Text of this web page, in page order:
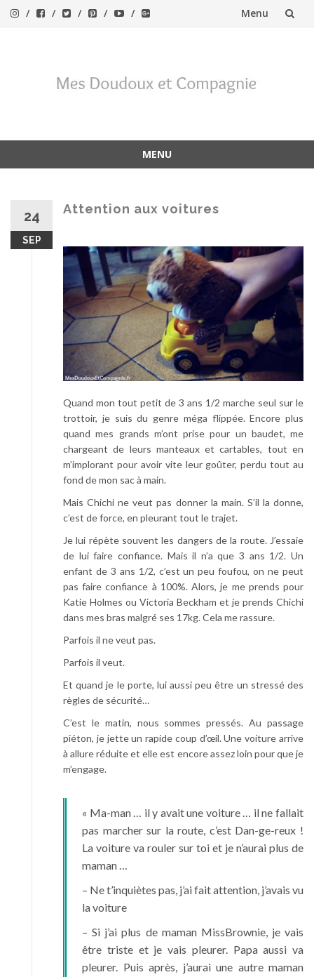
Menu
MENU
24
SEP
Attention aux voitures
Quand mon tout petit de 3 ans 1/2 marche seul sur le
trottoir, je suis du genre méga flippée. Encore plus
quand mes grands m’ont prise pour un baudet, me
chargeant de leurs manteaux et cartables, tout en
m’implorant pour avoir vite leur goûter, perdu tout au
fond de mon sac à main.
Mais Chichi ne veut pas donner la main. S’il la donne,
c’est de force, en pleurant tout le trajet.
Je lui répète souvent les dangers de la route. J’essaie
de lui faire confiance. Mais il n’a que 3 ans 1/2. Un
enfant de 3 ans 1/2, c’est un peu foufou, on ne peut
pas faire confiance à 100%. Alors, je me prends pour
Katie Holmes ou Victoria Beckham et je prends Chichi
dans mes bras malgré ses 17kg. Cela me rassure.
Parfois il ne veut pas.
Parfois il veut.
Et quand je le porte, lui aussi peu être un stressé des
règles de sécurité…
C’est le matin, nous sommes pressés. Au passage
piéton, je jette un rapide coup d’œil. Une voiture arrive
à allure réduite et elle est encore assez loin pour que je
m’engage.
« Ma-man … il y avait une voiture … il ne fallait
pas marcher sur la route, c’est Dan-ge-reux !
La voiture va rouler sur toi et je n’aurai plus de
maman …
– Ne t’inquiètes pas, j’ai fait attention, j’avais vu
la voiture
– Si j’ai plus de maman MissBrownie, je vais
être triste et je vais pleurer. Papa aussi va
pleurer. Puis après, j’aurai une autre maman